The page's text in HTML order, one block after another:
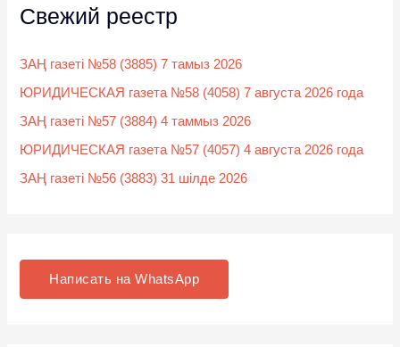
Свежий реестр
ЗАҢ газеті №58 (3885) 7 тамыз 2026
ЮРИДИЧЕСКАЯ газета №58 (4058) 7 августа 2026 года
ЗАҢ газеті №57 (3884) 4 таммыз 2026
ЮРИДИЧЕСКАЯ газета №57 (4057) 4 августа 2026 года
ЗАҢ газеті №56 (3883) 31 шілде 2026
Написать на WhatsApp